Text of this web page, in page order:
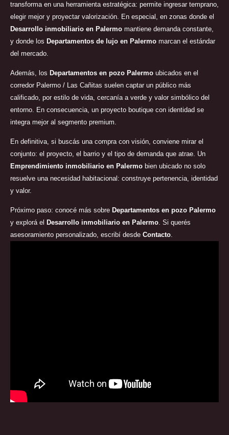
transforma en una herramienta estratégica: permite ingresar temprano,
elegir mejor y proyectar valorización. En especial, en zonas donde el
Desarrollo inmobiliario en Palermo mantiene demanda constante,
y donde los Departamentos de lujo en Palermo marcan el estándar
del mercado.
Además, los Departamentos en pozo Palermo ubicados en el
corredor Palermo / Las Cañitas suelen captar un público más
calificado, por estilo de vida, cercanía a verde y valor simbólico del
entorno. En consecuencia, un proyecto boutique con identidad se
integra mejor al segmento premium.
En definitiva, si buscás una compra con visión, conviene mirar el
conjunto: el proyecto, el barrio y el tipo de demanda que atrae. Un
Emprendimiento inmobiliario en Palermo bien ubicado no solo
resuelve una necesidad habitacional: construye pertenencia, identidad
y valor.
Próximo paso: conocé más sobre Departamentos en pozo Palermo
y explorá el Desarrollo inmobiliario en Palermo. Si querés
asesoramiento personalizado, escribí desde Contacto.